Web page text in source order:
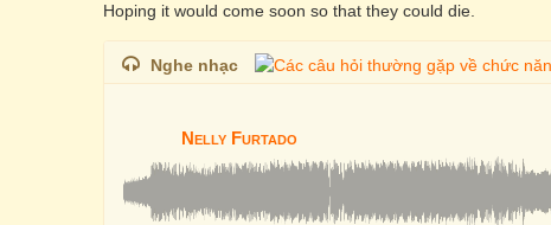
Hoping it would come soon so that they could die.
Nghe nhạc
Nelly Furtado